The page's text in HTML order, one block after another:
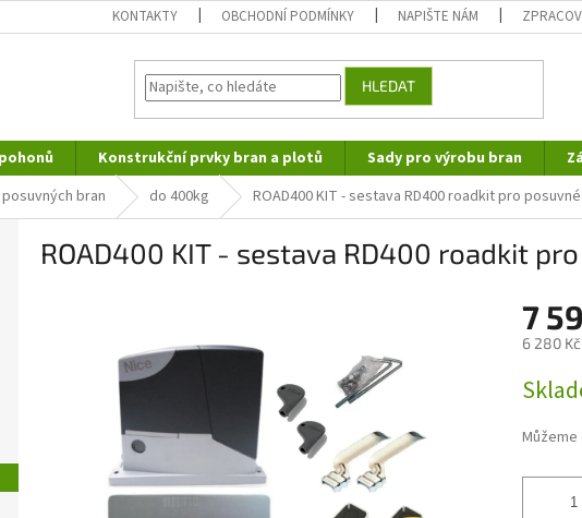
KONTAKTY OBCHODNÍ PODMÍNKY NAPIŠTE NÁM
HLEDAT
Konstrukční prvky bran a plotů Sady pro výrobu bran
bran do 400kg ROAD400 KIT - sestava RD400 roadkit pro
ROAD400 KIT - sestava RD400 roadkit
7
6 280
cena: